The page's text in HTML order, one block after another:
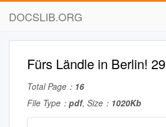
DOCSLIB.ORG
Fürs Ländle in Berlin! 29
Total Page： 16
File Type： pdf, Size： 1020Kb